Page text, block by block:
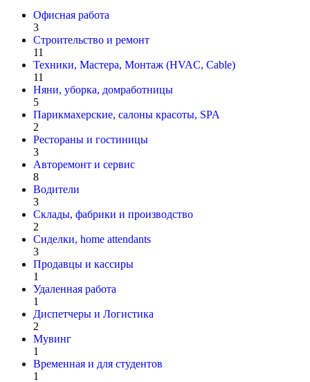
Офисная работа
3
Строительство и ремонт
11
Техники, Мастера, Монтаж (HVAC, Cable)
11
Няни, уборка, домработницы
5
Парикмахерские, салоны красоты, SPA
2
Рестораны и гостиницы
3
Авторемонт и cервис
8
Водители
3
Склады, фабрики и производство
2
Сиделки, home attendants
3
Продавцы и кассиры
1
Удаленная работа
1
Диспетчеры и Логистика
2
Мувинг
1
Временная и для студентов
1